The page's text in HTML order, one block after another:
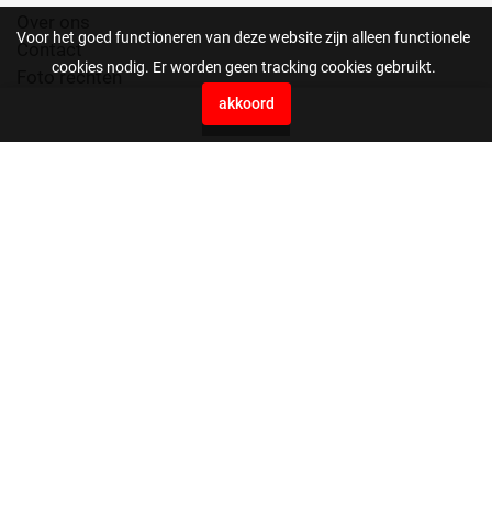
0
Contact
Foto rechten
Voor het goed functioneren van deze website zijn alleen functionele
cookies nodig. Er worden geen tracking cookies gebruikt.
akkoord